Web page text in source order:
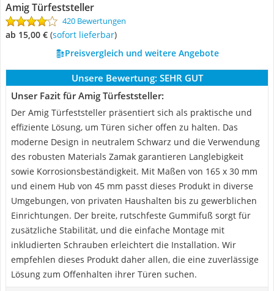
Amig Türfeststeller
420 Bewertungen
ab 15,00 € ( Sofort lieferbar)
Preisvergleich und weitere Angebote
Unsere Bewertung: SEHR GUT
Unser Fazit für Amig Türfeststeller:
Der Amig Türfeststeller präsentiert sich als praktische und
effiziente Lösung, um Türen sicher offen zu halten. Das
moderne Design in neutralem Schwarz und die Verwendung
des robusten Materials Zamak garantieren Langlebigkeit
sowie Korrosionsbeständigkeit. Mit Maßen von 165 x 30 mm
und einem Hub von 45 mm passt dieses Produkt in diverse
Umgebungen, von privaten Haushalten bis zu gewerblichen
Einrichtungen. Der breite, rutschfeste Gummifuß sorgt für
zusätzliche Stabilität, und die einfache Montage mit
inkludierten Schrauben erleichtert die Installation. Wir
empfehlen dieses Produkt daher allen, die eine zuverlässige
Lösung zum Offenhalten ihrer Türen suchen.